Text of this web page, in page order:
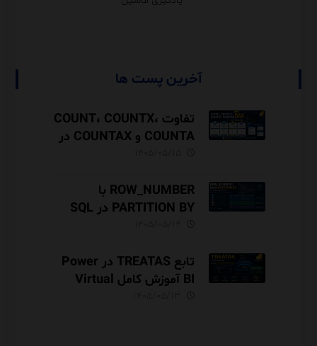
آخرین پست ها
تفاوت COUNT، COUNTX،
COUNTA و COUNTAX در
ROW_NUMBER با
PARTITION BY در SQL
تابع TREATAS در Power
BI آموزش کامل Virtual